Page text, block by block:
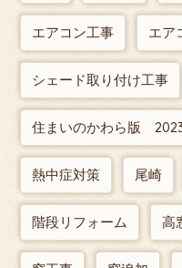
エアコン工事 エア
シェード取り付け工事
住まいのかわら版
熱中症対策 尾崎
階段リフォーム 高